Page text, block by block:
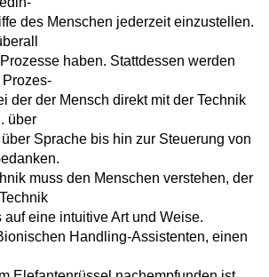
des Menschen jederzeit einzustellen.
haben. Stattdessen werden
der der Mensch direkt mit der Technik
über
Sprache bis hin zur Steuerung von
muss den Menschen verstehen, der
eine intuitive Art und Weise.
Handling-Assistenten, einen